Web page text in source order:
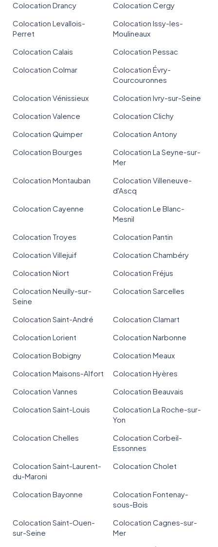
Colocation Drancy
Colocation Cergy
Colocation Levallois-
Perret
Colocation Issy-les-
Moulineaux
Colocation Calais
Colocation Pessac
Colocation Colmar
Colocation Évry-
Courcouronnes
Colocation Vénissieux
Colocation Ivry-sur-Seine
Colocation Valence
Colocation Clichy
Colocation Quimper
Colocation Antony
Colocation Bourges
Colocation La Seyne-sur-
Mer
Colocation Montauban
Colocation Villeneuve-
d'Ascq
Colocation Cayenne
Colocation Le Blanc-
Mesnil
Colocation Troyes
Colocation Pantin
Colocation Villejuif
Colocation Chambéry
Colocation Niort
Colocation Fréjus
Colocation Neuilly-sur-
Seine
Colocation Sarcelles
Colocation Saint-André
Colocation Clamart
Colocation Lorient
Colocation Narbonne
Colocation Bobigny
Colocation Meaux
Colocation Maisons-Alfort
Colocation Hyères
Colocation Vannes
Colocation Beauvais
Colocation Saint-Louis
Colocation La Roche-sur-
Yon
Colocation Chelles
Colocation Corbeil-
Essonnes
Colocation Saint-Laurent-
du-Maroni
Colocation Cholet
Colocation Bayonne
Colocation Fontenay-
sous-Bois
Colocation Saint-Ouen-
sur-Seine
Colocation Cagnes-sur-
Mer